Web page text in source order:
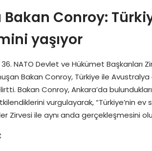
Bakan Conroy:
yaşıyor
NATO Devlet ve Hükümet Başkanları
Bakan Conroy, Türkiye ile
Bakan Conroy, Ankara’da
vurgulayarak, “Türkiye’nin ev
Zirvesi ile aynı anda gerçekleşmesini